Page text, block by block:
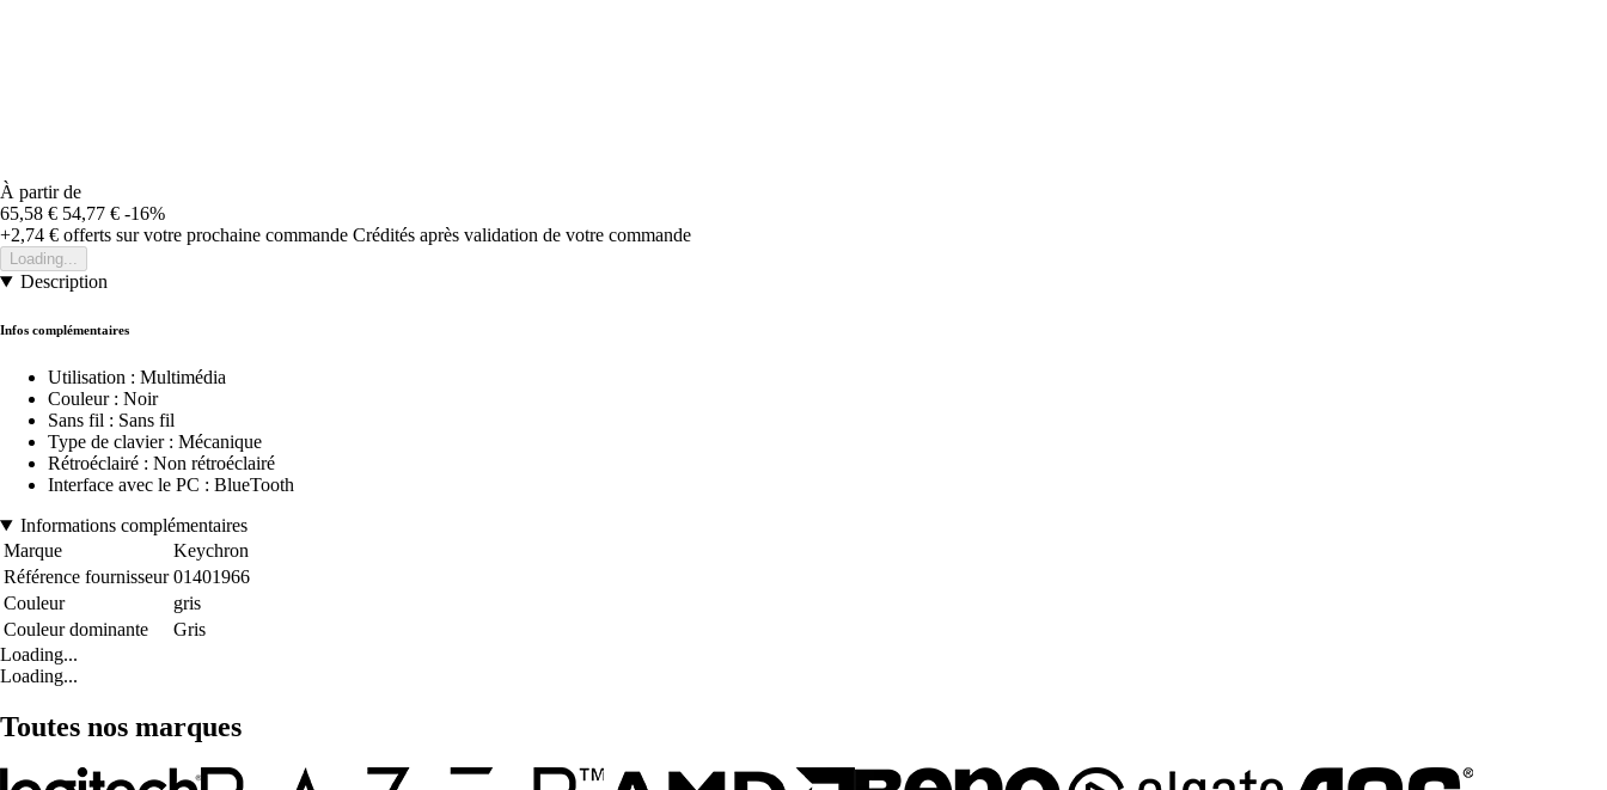
À partir de
65,58 € 54,77 € -16%
+2,74 € offerts sur votre prochaine commande Crédités après validation de votre commande
Loading...
Description
Infos complémentaires
Utilisation : Multimédia
Couleur : Noir
Sans fil : Sans fil
Type de clavier : Mécanique
Rétroéclairé : Non rétroéclairé
Interface avec le PC : BlueTooth
Informations complémentaires
Marque
Keychron
Référence fournisseur 01401966
Couleur
gris
Couleur dominante
Gris
Loading...
Loading...
Toutes nos marques